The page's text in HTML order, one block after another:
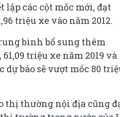
lập các cột mốc mới, đạt
triệu xe vào năm 2012.
bình bổ sung thêm
triệu xe năm 2019 và
báo sẽ vượt mốc 80
thị thường nội địa cũng